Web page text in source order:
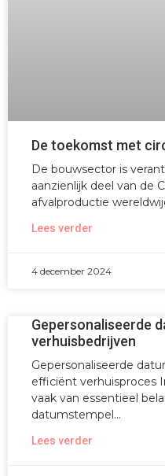
De toekomst met
De bouwsector is
aanzienlijk deel van de
afvalproductie
Lees verder
4 december 2024
Gepersonaliseerde
verhuisbedrijven
Gepersonaliseerde
efficiënt verhuisproces
vaak van essentieel
datumstempel
Lees verder